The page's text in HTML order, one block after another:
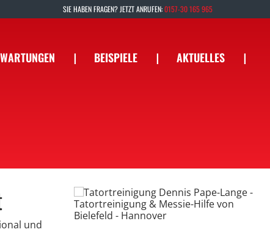
SIE HABEN FRAGEN? JETZT ANRUFEN:0157-30 165 965
❘ BEISPIELE ❘ AKTUELLES ❘
und